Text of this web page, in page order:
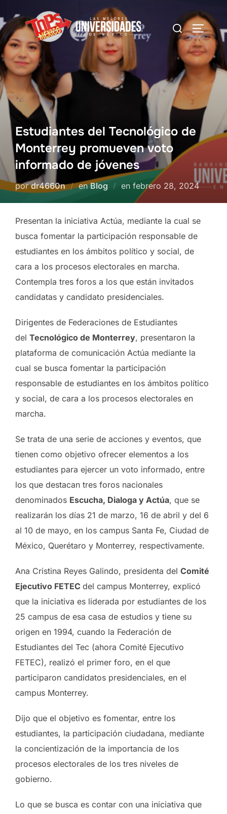
al
contenido
Buscar:
Estudiantes del Tecnológico de
Monterrey promueven voto
informado de jóvenes
pordr4660n enBlog en Publicado
el
febrero 28, 2024
Presentan la iniciativa Actúa, mediante la cual se
busca fomentar la participación responsable de
estudiantes en los ámbitos político y social, de
cara a los procesos electorales en marcha.
Contempla tres foros a los que están invitados
candidatas y candidato presidenciales.
Dirigentes de Federaciones de Estudiantes
del Tecnológico de Monterrey, presentaron la
plataforma de comunicación Actúa mediante la
cual se busca fomentar la participación
responsable de estudiantes en los ámbitos político
y social, de cara a los procesos electorales en
marcha.
Se trata de una serie de acciones y eventos, que
tienen como objetivo ofrecer elementos a los
estudiantes para ejercer un voto informado, entre
los que destacan tres foros nacionales
denominados Escucha, Dialoga y Actúa, que se
realizarán los días 21 de marzo, 16 de abril y del 6
al 10 de mayo, en los campus Santa Fe, Ciudad de
México, Querétaro y Monterrey, respectivamente.
Ana Cristina Reyes Galindo, presidenta del Comité
Ejecutivo FETEC del campus Monterrey, explicó
que la iniciativa es liderada por estudiantes de los
25 campus de esa casa de estudios y tiene su
origen en 1994, cuando la Federación de
Estudiantes del Tec (ahora Comité Ejecutivo
FETEC), realizó el primer foro, en el que
participaron candidatos presidenciales, en el
campus Monterrey.
Dijo que el objetivo es fomentar, entre los
estudiantes, la participación ciudadana, mediante
la concientización de la importancia de los
procesos electorales de los tres niveles de
gobierno.
Lo que se busca es contar con una iniciativa que